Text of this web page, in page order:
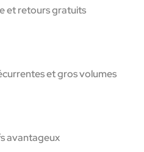
et retours gratuits
et gros volumes
avantageux